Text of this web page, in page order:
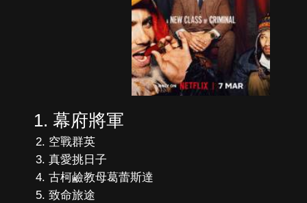
幕府將軍
空戰群英
真愛挑日子
古柯鹼教母葛蕾斯達
致命旅途